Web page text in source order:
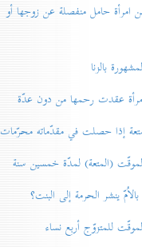
حامل منفصلة عن زوجها أو
بالزنا
عقدت رحمها من دون عدّة
حصلت في مقدّماته محرّمات
(المتعة) لمدّة خمسين سنة
ينشر الحرمة إلی البنت؟
للمتزوّج أربع نساء